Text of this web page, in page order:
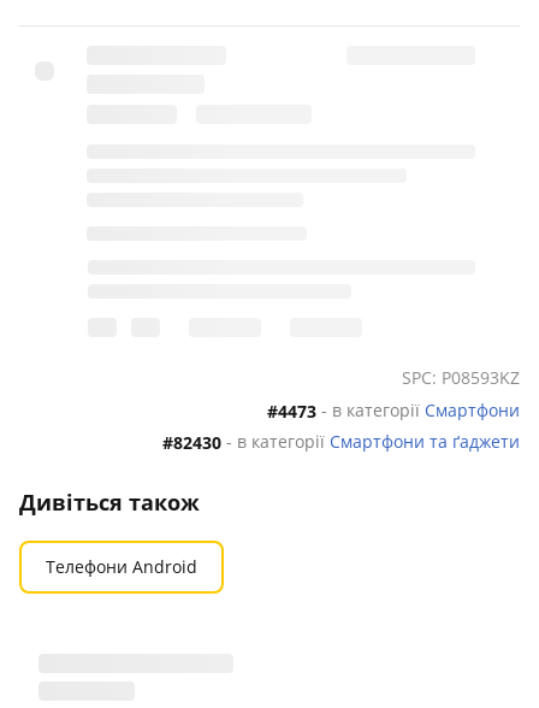
SPC: P08593KZ
#4473 - в категорії Смартфони
#82430 - в категорії Смартфони та ґаджети
Дивіться також
Телефони Android